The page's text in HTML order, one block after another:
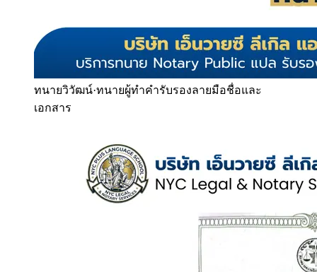
ทนายวิวัฒน์·ทนายผู้ทำคำรับรองลายมือชื่อและ
เอกสาร